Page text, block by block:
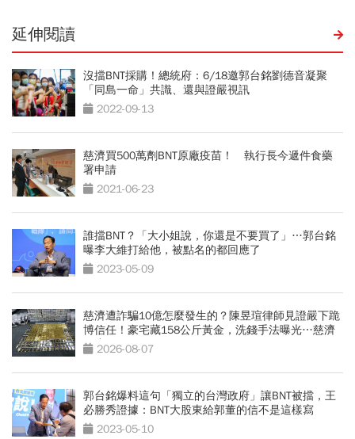
延伸閱讀
沒擋BNT採購！總統府：6/18邀郭台銘劉德音凝聚
「同島一命」共識、還與證嚴視訊
2022-09-13
慈濟買500萬劑BNT原廠疫苗！ 執行長今遞件食藥
署申請
2021-06-23
誰擋BNT？「大小姐說，你還是不要買了」…郭台銘
曝李大維打給他，被點名的都回應了
2023-05-09
慈濟遭詐騙10億怎麼發生的？陳昱瑄律師見證嚴下跪
博信任！豪宅藏158公斤黃金，洗錢手法曝光…慈濟
回應了
2026-08-07
郭台銘爆料這句「獨立的台灣政府」讓BNT被擋，王
必勝秀證據：BNT大股東給郭董的信不是這樣寫
2023-05-10